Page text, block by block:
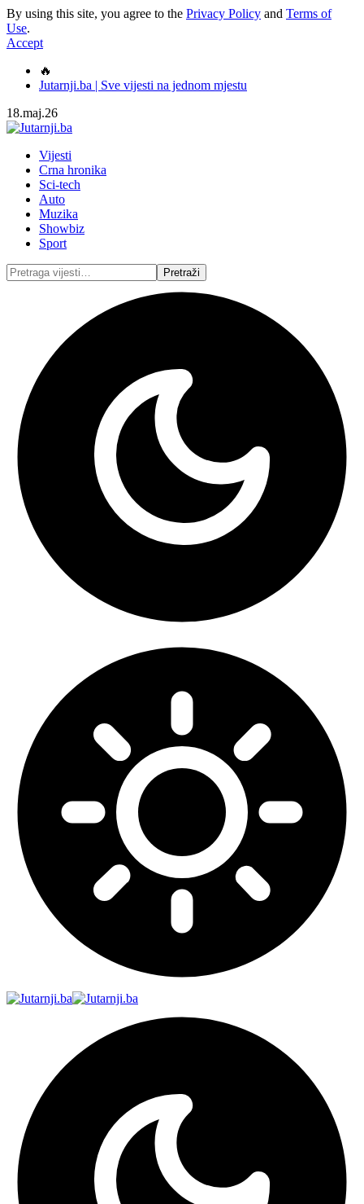
By using this site, you agree to the Privacy Policy and Terms of
Use.
Accept
🔥
Jutarnji.ba | Sve vijesti na jednom mjestu
18.maj.26
Vijesti
Crna hronika
Sci-tech
Auto
Muzika
Showbiz
Sport